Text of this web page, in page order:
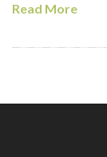
Read More